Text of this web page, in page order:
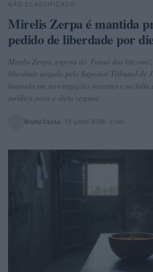
Buscar
NÃO CLASSIFICADO
Mirelis Zerpa é mantida
pedido de liberdade por
Mirelis Zerpa, esposa do 'Faraó dos
liberdade negado pelo Superior Tribunal de
baseada em investigações recentes e na
jurídica para a dieta vegana.
Bruno Costa · 13 junho 2026 · 2 min